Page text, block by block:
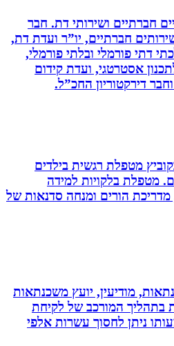
חברתיים ושירותי דת. חבר
חברתיים, יו”ר ועדת דת,
דתי פורמלי ובלתי פורמלי,
אסטרטגי, ועדת קידום
דירקטוריון החכ”ל.
מטפלת רגשית בילדים
מטפלת בלקויות למידה
הורים ומנחה סדנאות של
מודיעין, יועץ משכנתאות
בתהליך המורכב של לקיחת
ניתן לחסוך עשרות אלפי